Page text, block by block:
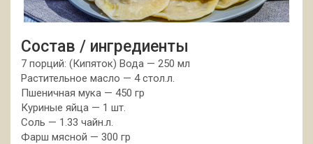
Состав / ингредиенты
7 порций: (Кипяток) Вода — 250 мл
Растительное масло — 4 стол.л.
Пшеничная мука — 450 гр
Куриные яйца — 1 шт.
Соль — 1.33 чайн.л.
Фарш мясной — 300 гр